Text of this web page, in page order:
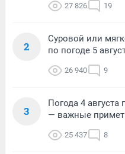
27 826 19
2
Суровой или
по погоде 5
26 940 9
3
Погода 4 августа
— важные
25 437 8